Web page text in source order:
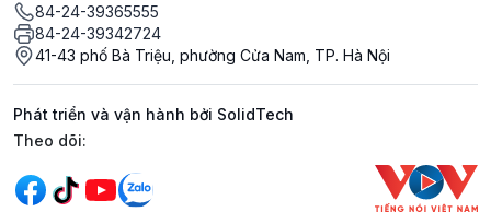
84-24-39365555
84-24-39342724
41-43 phố Bà Triệu, phường Cửa Nam, TP. Hà Nội
Phát triển và vận hành bởi SolidTech
Mạng xã hội
Theo dõi: